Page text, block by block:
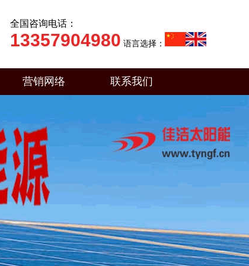
全国咨询电话：
13357904980 语言选择：
营销网络 联系我们